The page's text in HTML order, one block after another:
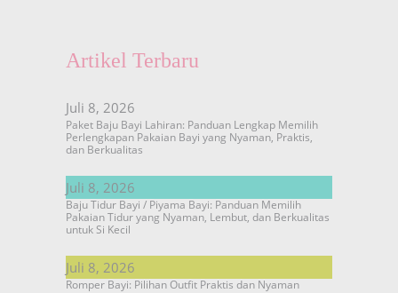
Artikel Terbaru
Juli 8, 2026
Paket Baju Bayi Lahiran: Panduan Lengkap Memilih
Perlengkapan Pakaian Bayi yang Nyaman, Praktis,
dan Berkualitas
Juli 8, 2026
Baju Tidur Bayi / Piyama Bayi: Panduan Memilih
Pakaian Tidur yang Nyaman, Lembut, dan Berkualitas
untuk Si Kecil
Juli 8, 2026
Romper Bayi: Pilihan Outfit Praktis dan Nyaman